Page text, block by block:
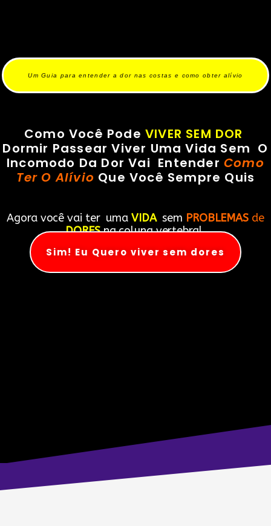
Um Guia para entender a dor nas costas e como obter alívio
Como Você PodeVIVER SEM DOR
Dormir Passear Viver Uma Vida Sem O
Incomodo Da Dor Vai EntenderComo
Ter O Alívio Que Você Sempre Quis
Agora você vai ter uma VIDA sem PROBLEMAS de
DORESna coluna vertebral.
Sim! Eu Quero viver sem dores